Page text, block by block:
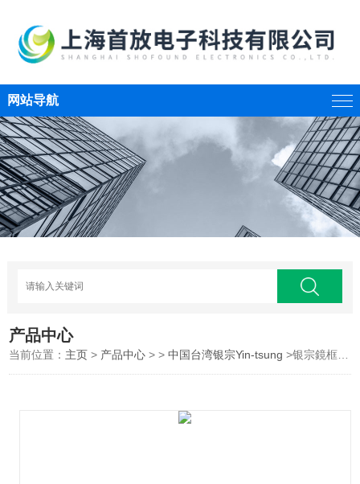
网站导航
产品中心
当前位置： 主页 > 产品中心 > >中国台湾银宗Yin-tsung >银宗鏡框角度測量儀